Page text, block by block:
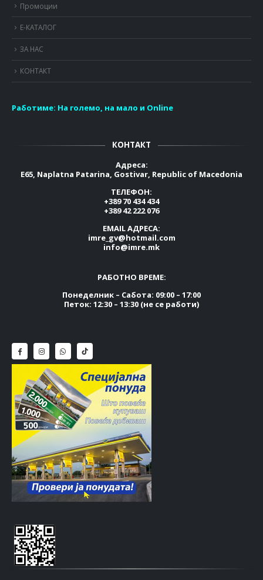
Промоции
Е-КАТАЛОГ
ЗА НАС
КОНТАКТ
Работиме: На големо, на мало и Online
КОНТАКТ
Адреса:
E65, Naplatna Patarina, Gostivar, Republic of Macedonia
ТЕЛЕФОН:
+389 70 434 434
+389 42 222 076
EMAIL АДРЕСА:
imre_gv@hotmail.com
info@imre.mk
РАБОТНО ВРЕМЕ:
Понеделник – Сабота: 09:00 – 17:00
Петок: 12:30 – 13:30 (не се работи)